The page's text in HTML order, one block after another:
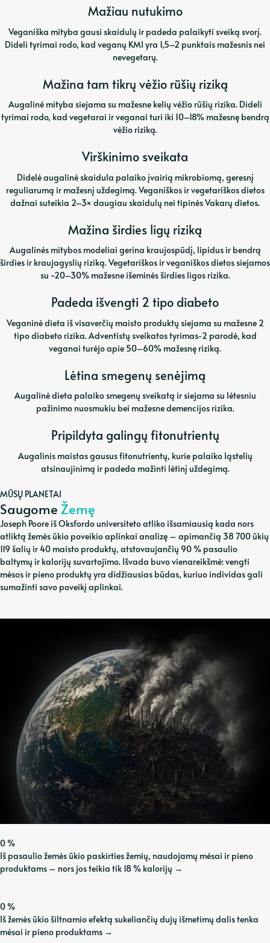
Mažiau nutukimo
Veganiška mityba gausi skaidulų ir padeda palaikyti sveiką svorį.
Dideli tyrimai rodo, kad veganų KMI yra 1,5–2 punktais mažesnis nei
nevegetarų.
Mažina tam tikrų vėžio rūšių riziką
Augalinė mityba siejama su mažesne kelių vėžio rūšių rizika. Dideli
tyrimai rodo, kad vegetarai ir veganai turi iki 10–18% mažesnę bendrą
vėžio riziką.
Virškinimo sveikata
Didelė augalinė skaidula palaiko įvairią mikrobiomą, geresnį
reguliarumą ir mažesnį uždegimą. Veganiškos ir vegetariškos dietos
dažnai suteikia 2–3× daugiau skaidulų nei tipinės Vakarų dietos.
Mažina širdies ligų riziką
Augalinės mitybos modeliai gerina kraujospūdį, lipidus ir bendrą
širdies ir kraujagyslių riziką. Vegetariškos ir veganiškos dietos siejamos
su ~20–30% mažesne išeminės širdies ligos rizika.
Padeda išvengti 2 tipo diabeto
Veganinė dieta iš visaverčių maisto produktų siejama su mažesne 2
tipo diabeto rizika. Adventistų sveikatos tyrimas-2 parodė, kad
veganai turėjo apie 50–60% mažesnę riziką.
Lėtina smegenų senėjimą
Augalinė dieta palaiko smegenų sveikatą ir siejama su lėtesniu
pažinimo nuosmukiu bei mažesne demencijos rizika.
Pripildyta galingų fitonutrientų
Augalinis maistas gausus fitonutrientų, kurie palaiko ląstelių
atsinaujinimą ir padeda mažinti lėtinį uždegimą.
MŪSŲ PLANETAI
Saugome Žemę
Joseph Poore iš Oksfordo universiteto atliko išsamiausią kada nors
atliktą žemės ūkio poveikio aplinkai analizę – apimančią 38 700 ūkių
119 šalių ir 40 maisto produktų, atstovaujančių 90 % pasaulio
baltymų ir kalorijų suvartojimo. Išvada buvo vienareikšmė: vengti
mėsos ir pieno produktų yra didžiausias būdas, kuriuo individas gali
sumažinti savo poveikį aplinkai.
0%
Iš pasaulio žemės ūkio paskirties žemių, naudojamų mėsai ir pieno
produktams – nors jos teikia tik 18 % kalorijų →
0%
Iš žemės ūkio šiltnamio efektą sukeliančių dujų išmetimų dalis tenka
mėsai ir pieno produktams →